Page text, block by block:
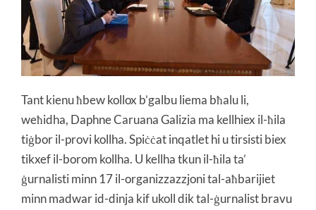
Tant kienu ħbew kollox b’galbu liema bħalu li,
weħidha, Daphne Caruana Galizia ma kellhiex il-ħila
tiġbor il-provi kollha.Spiċċat inqatlet hi u tirsisti biex
tikxef il-borom kollha. U kellha tkun il-ħila ta’
ġurnalisti minn 17 il-organizzazzjoni tal-aħbarijiet
minn madwar id-dinja kif ukoll dik tal-ġurnalist bravu